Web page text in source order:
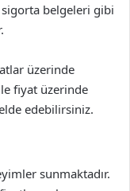
sigorta belgeleri gibi
üzerinde
ile fiyat üzerinde
edebilirsiniz.
sunmaktadır.